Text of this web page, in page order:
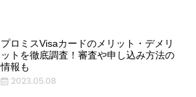
プロミスVisaカードのメリット・デメリ
ットを徹底調査！審査や申し込み方法の
情報も
2023.05.08